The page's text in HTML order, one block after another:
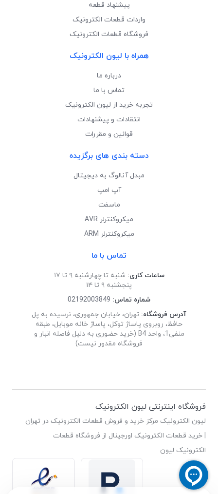
پیشنهاد قطعه
واردات قطعات الکترونیک
فروشگاه قطعات الکترونیک
همراه با لیون الکترونیک
درباره ما
تماس با ما
تجربه خرید از لیون الکترونیک
انتقادات و پیشنهادات
قوانین و مقررات
دسته بندی های برگزیده
مبدل آنالوگ به دیجیتال
آپ امپ
ماسفت
میکروکنترلر AVR
میکروکنترلر ARM
تماس با ما
ساعات کاری: شنبه تا چهارشنبه ۹ تا ۱۷
پنجشنبه ۹ تا ۱۴
شماره تماس: 02192003849
آدرس فروشگاه: تهران، خیابان جمهوری، نرسیده به پل
حافظ، روبروی پاساژ توکل، پاساژ خانه موبایل، طبقه
منفی1، واحد B4 (خرید حضوری به دلیل فاصله انبار و
فروشگاه مقدور نیست)
فروشگاه اینترنتی لیون الکترونیک
لیون الکترونیک مرکز خرید و فروش قطعات الکترونیک در تهران
| خرید قطعات الکترونیک اورجینال از فروشگاه قطعات
الکترونیک لیون